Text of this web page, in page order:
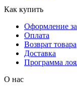
Как купить
Оформление
Оплата
Возврат товара
Доставка
Программа
О нас